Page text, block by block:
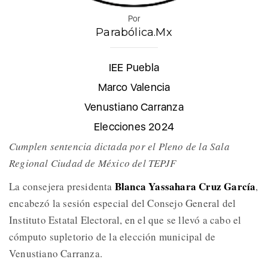
Por
Parabólica.Mx
IEE Puebla
Marco Valencia
Venustiano Carranza
Elecciones 2024
Cumplen sentencia dictada por el Pleno de la Sala
Regional Ciudad de México del TEPJF
La consejera presidenta Blanca Yassahara Cruz García,
encabezó la sesión especial del Consejo General del
Instituto Estatal Electoral, en el que se llevó a cabo el
cómputo supletorio de la elección municipal de
Venustiano Carranza.